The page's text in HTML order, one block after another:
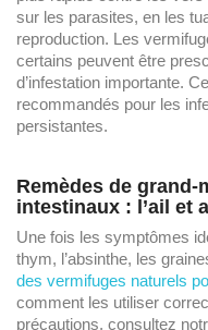
sur les parasites, en les
reproduction. Les
certains peuvent être
d’infestation importante.
recommandés pour les
persistantes.
Remèdes de
intestinaux : l’ail et
Une fois les symptômes
thym, l’absinthe, les
des vermifuges naturels
comment les utiliser
précautions, consultez